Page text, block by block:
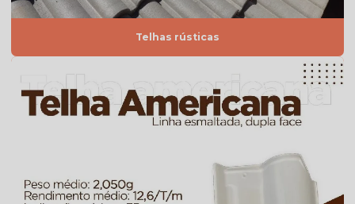
Telha americana mesclada
Telha americana mesclada preço
Telha americana mesclada valor
Telha americana resinada
Telhas rústicas